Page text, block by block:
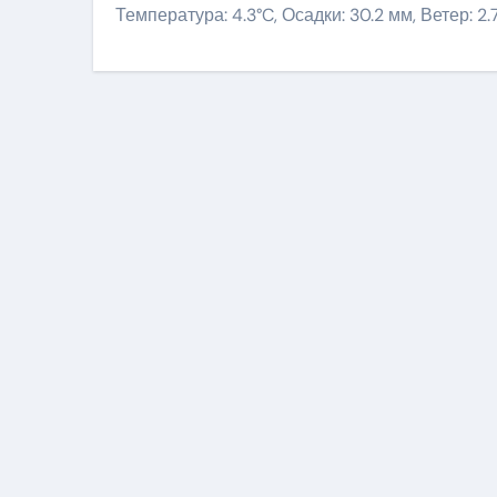
Температура: 4.3°C, Осадки: 30.2 мм, Ветер: